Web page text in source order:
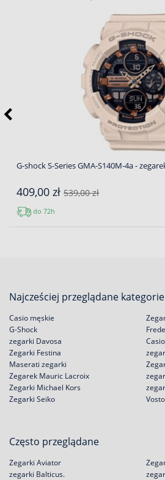
G-shock S-Series GMA-S140M-4a -
409,00 zł 539,00 zł
do 72h
Najcześciej przeglądane kategorie
Casio męskie
G-Shock
zegarki Davosa
Zegarki Festina
Maserati zegarki
Zegarek Mauric Lacroix
Zegarki Michael Kors
Zegarki Seiko
Często przeglądane
Zegarki Aviator
zegarki Balticus.